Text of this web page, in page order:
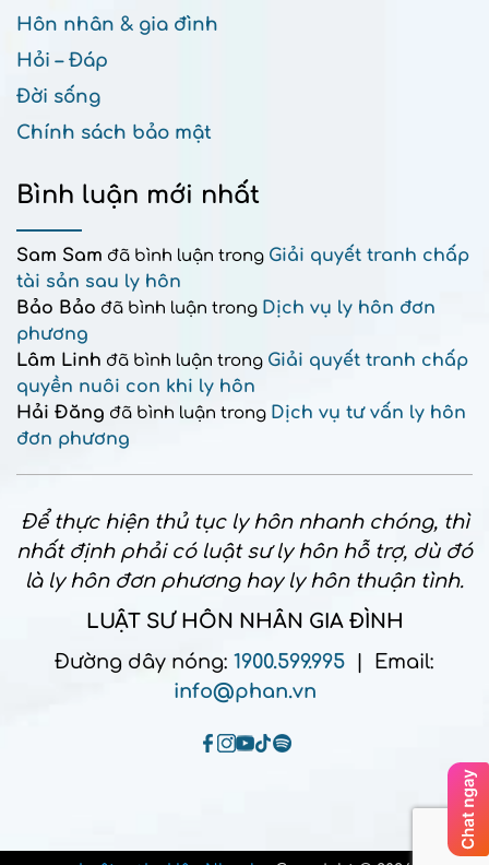
Hôn nhân & gia đình
Hỏi – Đáp
Đời sống
Chính sách bảo mật
Bình luận mới nhất
Sam Sam đã bình luận trong Giải quyết tranh chấp
tài sản sau ly hôn
Bảo Bảo đã bình luận trong Dịch vụ ly hôn đơn
phương
Lâm Linh đã bình luận trong Giải quyết tranh chấp
quyền nuôi con khi ly hôn
Hải Đăng đã bình luận trong Dịch vụ tư vấn ly hôn
đơn phương
Để thực hiện thủ tục ly hôn nhanh chóng, thì
nhất định phải có luật sư ly hôn hỗ trợ, dù đó
là ly hôn đơn phương hay ly hôn thuận tình.
LUẬT SƯ HÔN NHÂN GIA ĐÌNH
Đường dây nóng: 1900.599.995 | Email:
info@phan.vn